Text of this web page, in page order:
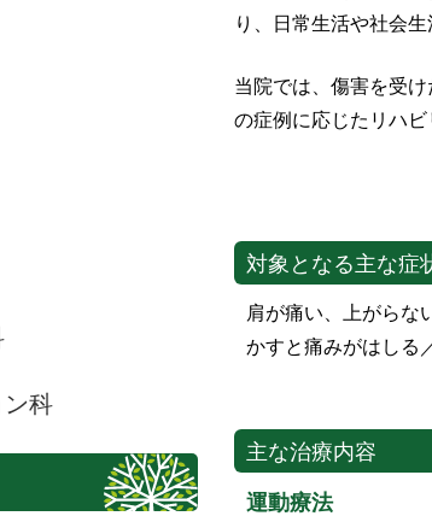
科
り、日常生活や社会
当院では、傷害を受
の症例に応じたリハビ
対象となる主な症
肩が痛い、上がらな
かすと痛みがはし
主な治療内容
運動療法